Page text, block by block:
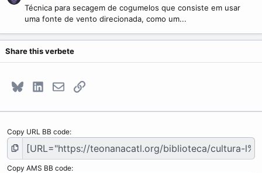
Técnica para secagem de cogumelos que consiste em usar
uma fonte de vento direcionada, como um...
Share this verbete
Bluesky LinkedInE-mailLink
Copy URL BB code
Copy AMS BB code